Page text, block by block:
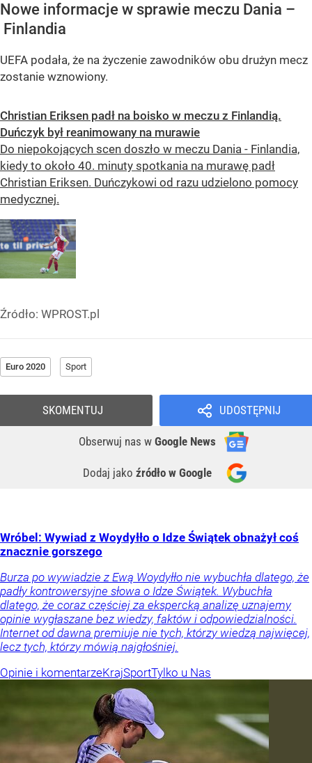
Nowe informacje w sprawie meczu Dania –
Finlandia
UEFA podała, że na życzenie zawodników obu drużyn mecz
zostanie wznowiony.
Christian Eriksen padł na boisko w meczu z Finlandią.
Duńczyk był reanimowany na murawie
Do niepokojących scen doszło w meczu Dania - Finlandia,
kiedy to około 40. minuty spotkania na murawę padł
Christian Eriksen. Duńczykowi od razu udzielono pomocy
medycznej.
Źródło: WPROST.pl
Euro 2020 Sport
UDOSTĘPNIJ
Obserwuj nas w Google News
Dodaj jako źródło w Google
SKOMENTUJ
Wróbel: Wywiad z Woydyłło o Idze Świątek obnażył coś
znacznie gorszego
Burza po wywiadzie z Ewą Woydyłło nie wybuchła dlatego, że
padły kontrowersyjne słowa o Idze Świątek. Wybuchła
dlatego, że coraz częściej za ekspercką analizę uznajemy
opinie wygłaszane bez wiedzy, faktów i odpowiedzialności.
Internet od dawna premiuje nie tych, którzy wiedzą najwięcej,
lecz tych, którzy mówią najgłośniej.
Opinie i komentarzeKrajSportTylko u Nas